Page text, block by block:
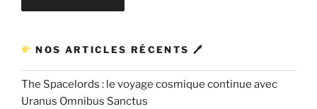
NOS ARTICLES RÉCENTS 🖊
The Spacelords : le voyage cosmique continue avec
Uranus Omnibus Sanctus